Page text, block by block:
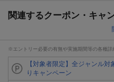
関連するクーポン・キャ
※エントリー必要の有無や実施期間等の各種詳
【対象者限定】全ジャンル
りキャンペーン